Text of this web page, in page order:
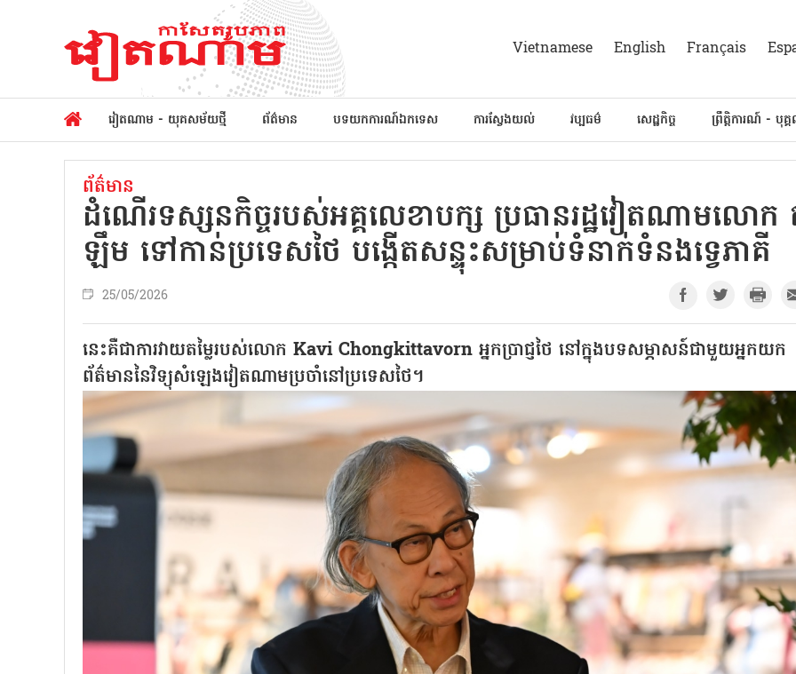
Vietnamese English Français
វៀតណាម - យុគសម័យថ្មី ព័ត៌មាន បទយកការណ៍ឯកទេស ការស្វែងយល់ វប្បធម៌ សេដ្ឋកិច្ច ព្រឹត្តិការណ៍ - បុគ្
ព័ត៌មាន
ដំណើរទស្សនកិច្ចរបស់អគ្គលេខាបក្ស ប្រធានរដ្ឋវៀតណាមលោក
ឡឹម ទៅកាន់ប្រទេសថៃ បង្កើតសន្ទុះសម្រាប់ទំនាក់ទំនងទ្វេភាគី
25/05/2026
នេះគឺជាការវាយតម្លៃរបស់លោក Kavi Chongkittavorn អ្នកប្រាជ្ញថៃ នៅក្នុងបទសម្ភាសន៍ជាមួយអ្នកយក
ព័ត៌មាននៃវិទ្យុសំឡេងវៀតណាមប្រចាំនៅប្រទេសថៃ។